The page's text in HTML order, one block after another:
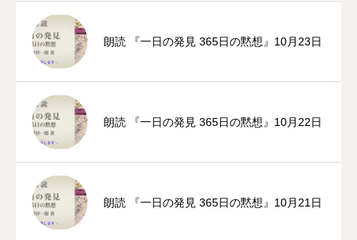
朗読 『一日の発見 365日の黙想』10月23日
朗読 『一日の発見 365日の黙想』10月22日
朗読 『一日の発見 365日の黙想』10月21日